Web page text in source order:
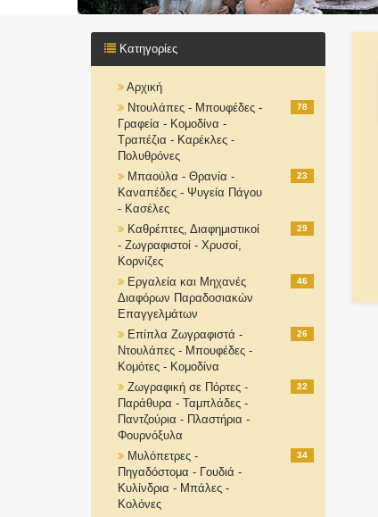
Κατηγορίες
Αρχική
Ντουλάπες - Μπουφέδες -
Γραφεία - Κομοδίνα -
Τραπέζια - Καρέκλες -
Πολυθρόνες
78
Μπαούλα - Θρανία -
Καναπέδες - Ψυγεία Πάγου
- Κασέλες
23
Καθρέπτες, Διαφημιστικοί
- Ζωγραφιστοί - Χρυσοί,
Κορνίζες
29
Εργαλεία και Μηχανές
Διαφόρων Παραδοσιακών
Επαγγελμάτων
46
Επίπλα Ζωγραφιστά -
Ντουλάπες - Μπουφέδες -
Κομότες - Κομοδίνα
26
Ζωγραφική σε Πόρτες -
Παράθυρα - Ταμπλάδες -
Παντζούρια - Πλαστήρια -
Φουρνόξυλα
22
Μυλόπετρες -
Πηγαδόστομα - Γουδιά -
Κυλίνδρια - Μπάλες -
Κολόνες
34